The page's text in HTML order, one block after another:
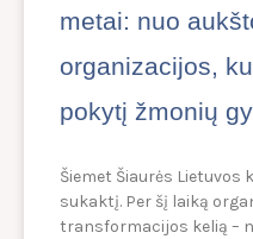
metai: nuo
organizacijos,
pokytį žmonių
Šiemet Šiaurės Lietuvos
sukaktį. Per šį laiką
transformacijos kelią –